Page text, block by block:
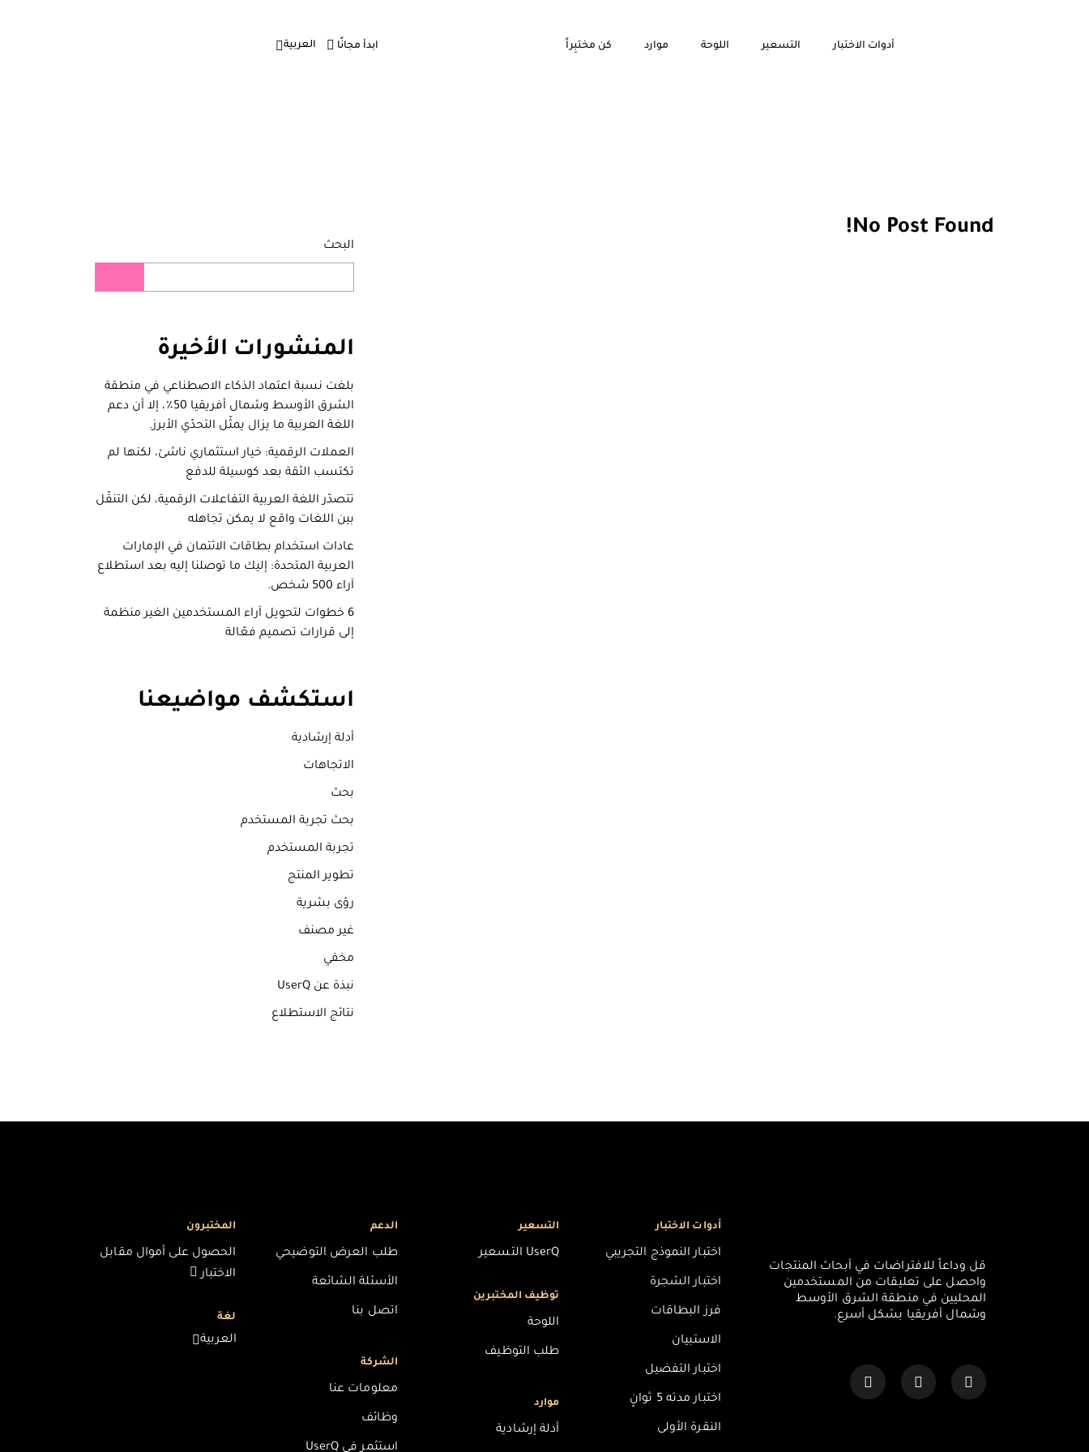
أدوات الاختبار التسعير اللوحة موارد كن مختبِراً ابدأ مجانًا العربية
No Post Found!
البحث
المنشورات الأخيرة
بلغت نسبة اعتماد الذكاء الاصطناعي في منطقة
الشرق الأوسط وشمال أفريقيا 50٪، إلا أن دعم
اللغة العربية ما يزال يمثّل التحدّي الأبرز.
العملات الرقمية: خيار استثماري ناشئ، لكنها لم
تكتسب الثقة بعد كوسيلة للدفع
تتصدّر اللغة العربية التفاعلات الرقمية، لكن التنقّل
بين اللغات واقع لا يمكن تجاهله
عادات استخدام بطاقات الائتمان في الإمارات
العربية المتحدة: إليك ما توصلنا إليه بعد استطلاع
آراء 500 شخص.
6 خطوات لتحويل آراء المستخدمين الغير منظمة
إلى قرارات تصميم فعّالة
استكشف مواضيعنا
أدلة إرشادية
الاتجاهات
بحث
بحث تجربة المستخدم
تجربة المستخدم
تطوير المنتج
رؤى بشرية
غير مصنف
مخفي
نبذة عن UserQ
نتائج الاستطلاع
قل وداعاً للافتراضات في أبحاث المنتجات
واحصل على تعليقات من المستخدمين
المحليين في منطقة الشرق الأوسط
وشمال أفريقيا بشكل أسرع.
أدوات الاختبار
اختبار النموذج التجريبي
اختبار الشجرة
فرز البطاقات
الاستبيان
اختبار التفضيل
اختبار مدته 5 ثوانٍ
النقرة الأولى
التسعير
UserQ التسعير
توظيف المختبرين
اللوحة
طلب التوظيف
موارد
أدلة إرشادية
الدعم
طلب العرض التوضيحي
الأسئلة الشائعة
اتصل بنا
الشركة
معلومات عنا
وظائف
استثمر في UserQ
المختبرون
الحصول على أموال مقابل
الاختبار
لغة
العربية